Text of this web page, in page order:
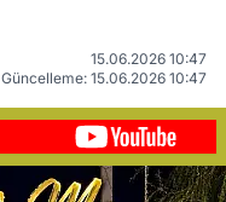
15.06.2026 10:47
Güncelleme: 15.06.2026 10:47